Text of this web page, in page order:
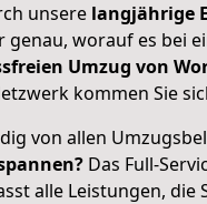
unsere langjährige
worauf es bei
Umzug von
kommen Sie
von allen
Das Full-
alle Leistungen, die